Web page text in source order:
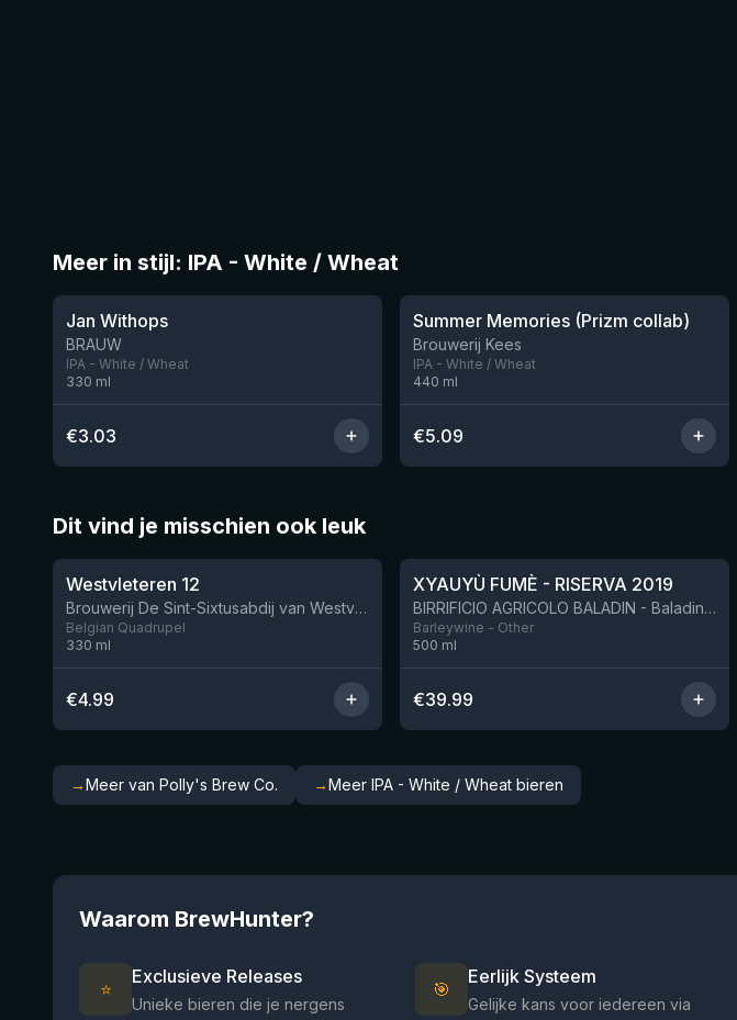
Meer in stijl: IPA - White / Wheat
★3.33
Jan Withops
BRAUW
IPA - White / Wheat
330 ml
€3.03
Nog 7
Summer Memories (Prizm collab)
Brouwerij Kees
IPA - White / Wheat
440 ml
€5.09
Dit vind je misschien ook leuk
★4.46
Westvleteren 12
Brouwerij De Sint-Sixtusabdij van Westvleteren
Belgian Quadrupel
330 ml
€4.99
XYAUYÙ FUMÈ - RISERVA 2019
BIRRIFICIO AGRICOLO BALADIN - Baladin Indipendente Italian Farm Brewery
Barleywine - Other
500 ml
€39.99
→Meer van Polly's Brew Co. →Meer IPA - White / Wheat bieren
Waarom BrewHunter?
⭐
Exclusieve Releases
Unieke bieren die je nergens
🎯
Eerlijk Systeem
Gelijke kans voor iedereen via